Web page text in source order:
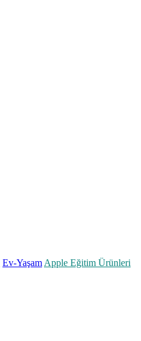
Ev-Yaşam Apple Eğitim Ürünleri